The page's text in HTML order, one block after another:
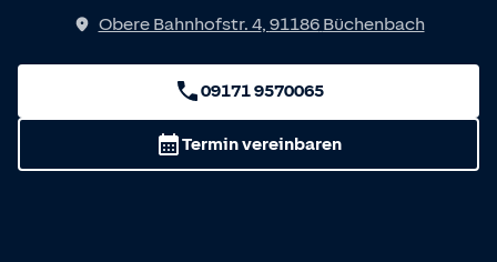
Obere Bahnhofstr. 4, 91186 Büchenbach
09171 9570065
Termin vereinbaren